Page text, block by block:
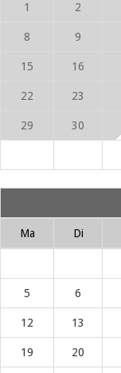
1 2
8 9
15 16
22 23
29 30
Ma Di
5 6
12 13
19 20